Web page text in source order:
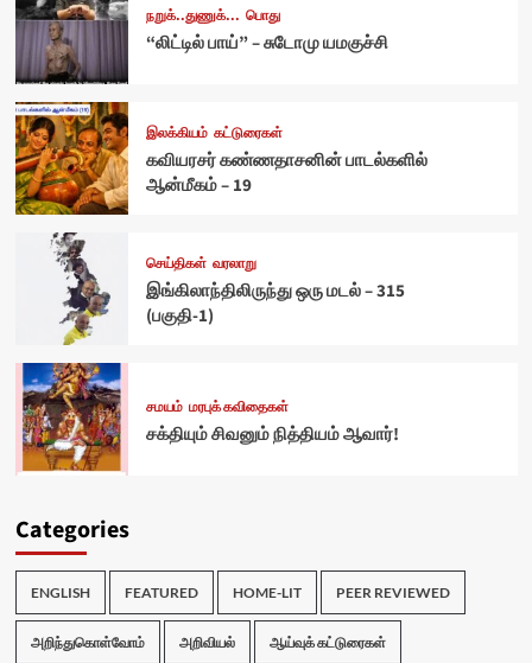
நறுக்..துணுக்... பொது
“லிட்டில் பாய்” – சுடோமு யமகுச்சி
இலக்கியம் கட்டுரைகள்
கவியரசர் கண்ணதாசனின் பாடல்களில்
ஆன்மீகம் – 19
செய்திகள் வரலாறு
இங்கிலாந்திலிருந்து ஒரு மடல் – 315
(பகுதி-1)
சமயம் மரபுக் கவிதைகள்
சக்தியும் சிவனும் நித்தியம் ஆவார்!
Categories
ENGLISH FEATURED HOME-LIT PEER REVIEWED
அறிந்துகொள்வோம் அறிவியல் ஆய்வுக் கட்டுரைகள்